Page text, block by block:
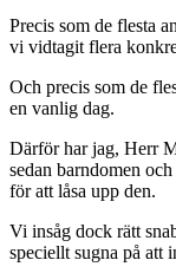
Precis som de flesta
vi vidtagit flera
Och precis som de
en vanlig dag.
Därför har jag, Herr
sedan barndomen
för att låsa upp den.
Vi insåg dock rätt
speciellt sugna på att